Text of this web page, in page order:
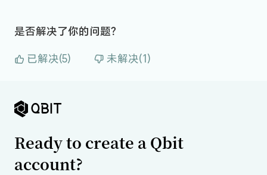
是否解决了你的问题？
已解决(5)
未解决(1)
Ready to create a Qbit
account?